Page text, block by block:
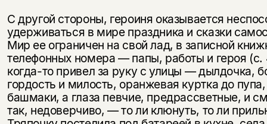
С другой стороны, героиня оказывается
удерживаться в мире праздника и сказки
Мир ее ограничен на свой лад, в записной
телефонных номера — папы, работы и героя (с.
когда-то при­вел за руку с улицы — дылдочка,
гордость и милость, оранжевая куртка до
башмаки, а глаза певчие, предрассветные, и
так, недоверчиво, — то ли клюнуть, то ли